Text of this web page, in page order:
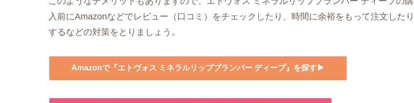
入前にAmazonなどでレビュー（口コミ）をチェックしたり、時間に余裕をもって注文したり
するなどの対策をとりましょう。
Amazonで『エトヴォス ミネラルリッププランパー ディープ』を探す▶